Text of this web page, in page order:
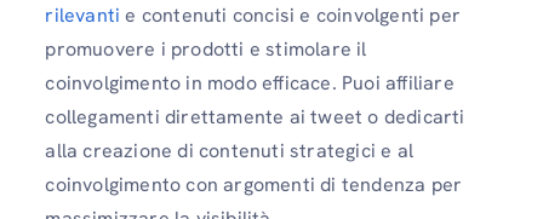
rilevantie contenuti concisi e coinvolgenti per
promuovere i prodotti e stimolare il
coinvolgimento in modo efficace. Puoi affiliare
collegamenti direttamente ai tweet o dedicarti
alla creazione di contenuti strategici e al
coinvolgimento con argomenti di tendenza per